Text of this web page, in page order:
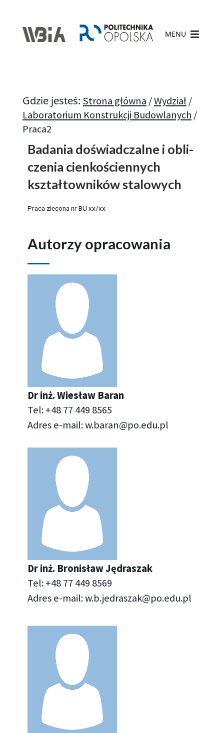
MENU
Gdzie jesteś: Strona główna /Wydział/
La­bo­ra­to­rium Kon­struk­cji Bu­dow­la­nych /
Praca2
Ba­da­nia do­świad­czal­ne i ob­li­
cze­nia cien­ko­ścien­nych
kształ­tow­ni­ków sta­lo­wych
Praca zle­co­na nr BU xx/xx
Autorzy opracowania
Dr inż. Wie­sław Baran
Tel: +48 77 449 8565
Adres e-mail:w.​baran@​po.​edu.​pl
Dr inż. Bro­ni­sław Ję­dra­szak
Tel: +48 77 449 8569
Adres e-mail:w.​b.​jedraszak@​po.​edu.​pl